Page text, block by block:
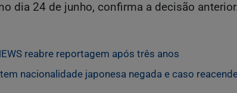
dia 24 de junho, confirma a decisão
reabre reportagem após três anos
nacionalidade japonesa negada e caso